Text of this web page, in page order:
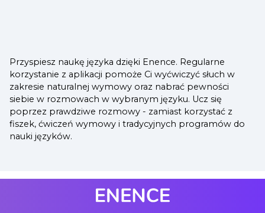
Przyspiesz naukę języka dzięki Enence. Regularne
korzystanie z aplikacji pomoże Ci wyćwiczyć słuch w
zakresie naturalnej wymowy oraz nabrać pewności
siebie w rozmowach w wybranym języku. Ucz się
poprzez prawdziwe rozmowy - zamiast korzystać z
fiszek, ćwiczeń wymowy i tradycyjnych programów do
nauki języków.